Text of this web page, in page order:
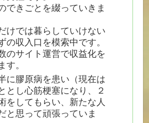
できごとを綴っていきま
では暮らしていけない
の収入口を模索中です。
のサイト運営で収益化を
す。
に膠原病を患い（現在は
とし心筋梗塞になり、２
をしてもらい、新たな人
と思って頑張っていま